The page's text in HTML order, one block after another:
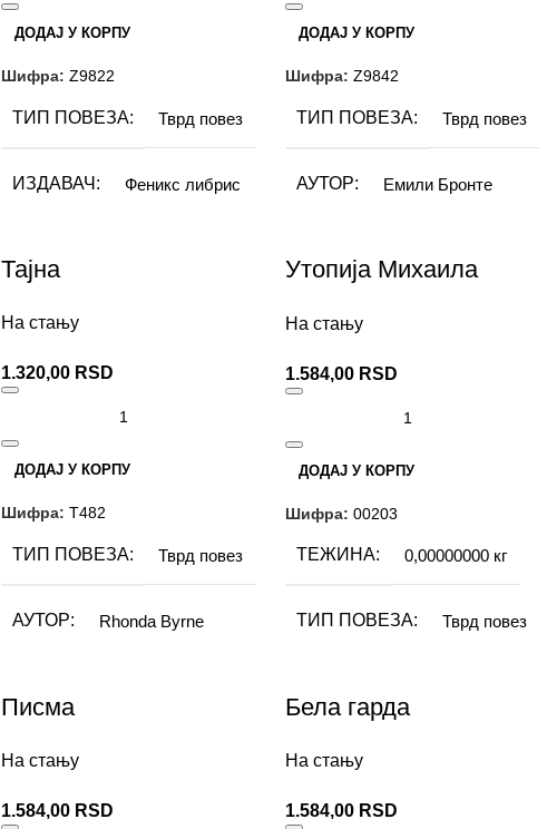
ДОДАЈ У КОРПУ
Шифра: Z9822
ТИП ПОВЕЗА Тврд повез
ИЗДАВАЧ Феникс либрис
ФОРМАТ
БРОЈ СТРАНИЦА
ПИСМО
ДОДАЈ У КОРПУ
Шифра: Z9842
ТИП ПОВЕЗА Тврд повез
АУТОР Емили Бронте
Тајна
На стању
1.320,00 RSD
ДОДАЈ У КОРПУ
Шифра: Т482
ТИП ПОВЕЗА Тврд повез
АУТОР Rhonda Byrne
БРОЈ СТРАНИЦА
ПИСМО Ћирилица
Утопија Михаила
На стању
1.584,00 RSD
ДОДАЈ У КОРПУ
Шифра: 00203
ТЕЖИНА 0,00000000 кг
ТИП ПОВЕЗА Тврд повез
АУТОР
Писма
На стању
1.584,00 RSD
Бела гарда
На стању
1.584,00 RSD